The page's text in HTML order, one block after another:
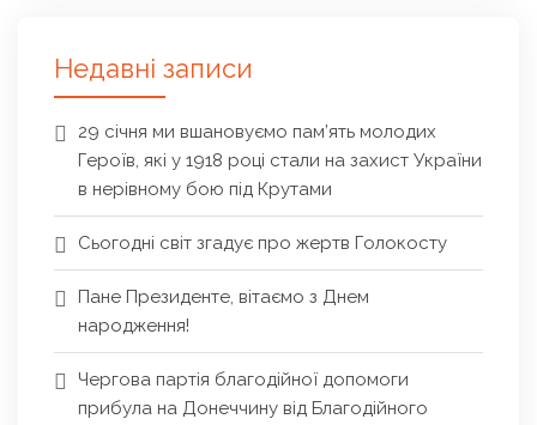
Недавні записи
29 січня ми вшановуємо пам’ять молодих
Героїв, які у 1918 році стали на захист України
в нерівному бою під Крутами
Сьогодні світ згадує про жертв Голокосту
Пане Президенте, вітаємо з Днем
народження!
Чергова партія благодійної допомоги
прибула на Донеччину від Благодійного